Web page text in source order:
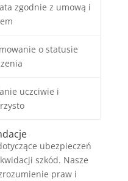
zgodnie z umową i
o statusie
uczciwie i
ubezpieczeń
szkód. Nasze
praw i